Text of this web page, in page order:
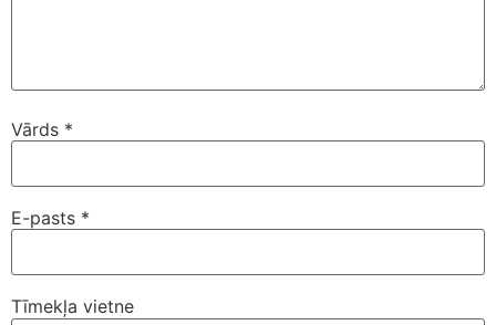
Vārds *
E-pasts *
Tīmekļa vietne